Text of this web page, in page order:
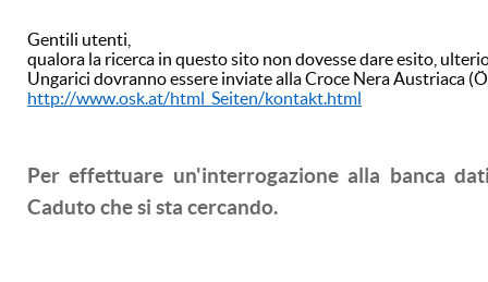
Gentili utenti,
qualora la ricerca in questo sito non dovesse dare esito,
Ungarici dovranno essere inviate alla Croce Nera Austriaca
http://www.osk.at/html_Seiten/kontakt.html
Per effettuare un'interrogazione alla banca
Caduto che si sta cercando.